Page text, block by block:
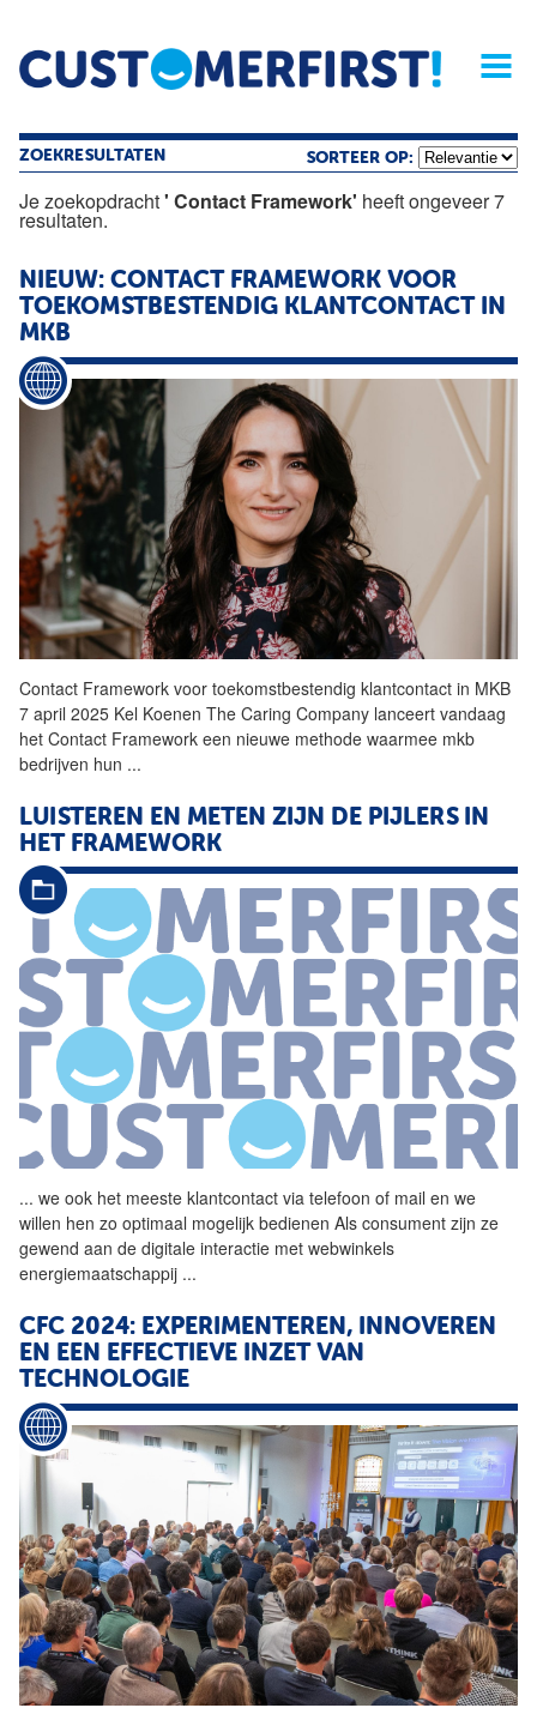
Home Opinie Archief
Magazine
ZOEKRESULTATEN SORTEER OP:
Je zoekopdracht' Contact Framework' heeft ongeveer 7
resultaten.
NIEUW: CONTACT FRAMEWORK VOOR
TOEKOMSTBESTENDIG KLANTCONTACT IN
MKB
Contact Framework voor toekomstbestendig klantcontact in MKB
7 april 2025 Kel Koenen The Caring Company lanceert vandaag
het Contact Framework een nieuwe methode waarmee mkb
bedrijven hun ...
LUISTEREN EN METEN ZIJN DE PIJLERS IN
HET FRAMEWORK
... we ook het meeste klantcontact via telefoon of mail en we
willen hen zo optimaal mogelijk bedienen Als consument zijn ze
gewend aan de digitale interactie met webwinkels
energiemaatschappij ...
CFC 2024: EXPERIMENTEREN, INNOVEREN
EN EEN EFFECTIEVE INZET VAN
TECHNOLOGIE